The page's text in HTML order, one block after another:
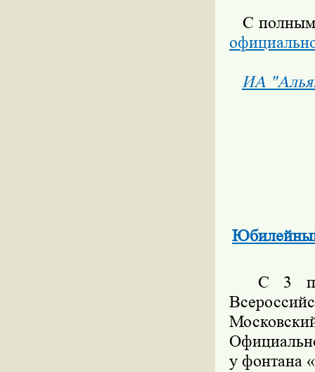
С полным
ИА
С 3 по
у фонтана